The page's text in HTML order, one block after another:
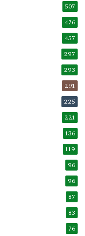
507
476
457
297
293
291
225
221
136
119
96
96
87
83
76